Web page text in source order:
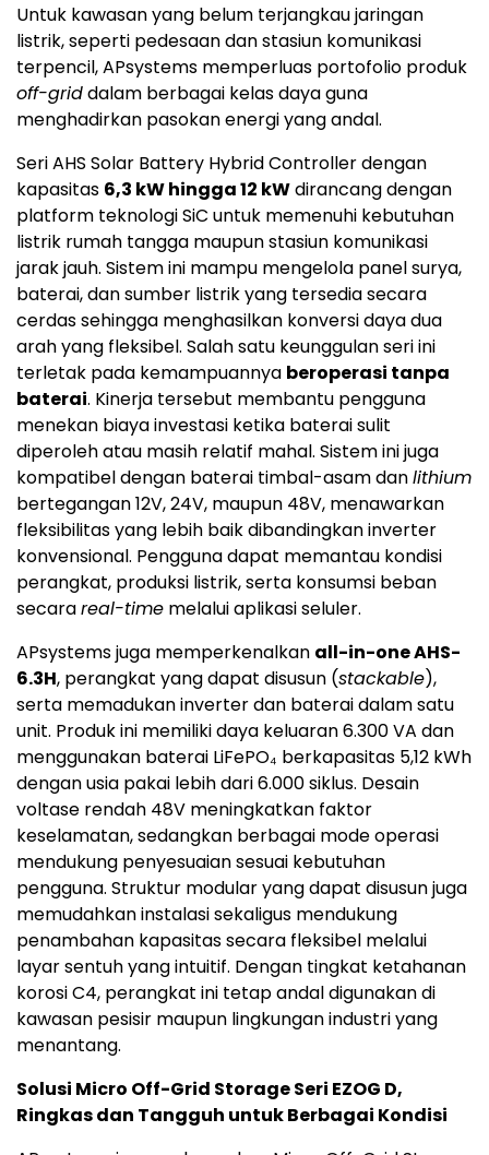
Untuk kawasan yang belum terjangkau jaringan
listrik, seperti pedesaan dan stasiun komunikasi
terpencil, APsystems memperluas portofolio produk
off-griddalam berbagai kelas daya guna
menghadirkan pasokan energi yang andal.
Seri AHS Solar Battery Hybrid Controller dengan
kapasitas 6,3 kW hingga 12 kWdirancang dengan
platform teknologi SiC untuk memenuhi kebutuhan
listrik rumah tangga maupun stasiun komunikasi
jarak jauh. Sistem ini mampu mengelola panel surya,
baterai, dan sumber listrik yang tersedia secara
cerdas sehingga menghasilkan konversi daya dua
arah yang fleksibel. Salah satu keunggulan seri ini
terletak pada kemampuannya beroperasi tanpa
baterai. Kinerja tersebut membantu pengguna
menekan biaya investasi ketika baterai sulit
diperoleh atau masih relatif mahal. Sistem ini juga
kompatibel dengan baterai timbal-asam danlithium
bertegangan 12V, 24V, maupun 48V, menawarkan
fleksibilitas yang lebih baik dibandingkan inverter
konvensional. Pengguna dapat memantau kondisi
perangkat, produksi listrik, serta konsumsi beban
secarareal-time melalui aplikasi seluler.
APsystems juga memperkenalkan all-in-one AHS-
6.3H, perangkat yang dapat disusun (stackable),
serta memadukan inverter dan baterai dalam satu
unit. Produk ini memiliki daya keluaran 6.300 VA dan
menggunakan baterai LiFePO₄ berkapasitas 5,12 kWh
dengan usia pakai lebih dari 6.000 siklus. Desain
voltase rendah 48V meningkatkan faktor
keselamatan, sedangkan berbagai mode operasi
mendukung penyesuaian sesuai kebutuhan
pengguna. Struktur modular yang dapat disusun juga
memudahkan instalasi sekaligus mendukung
penambahan kapasitas secara fleksibel melalui
layar sentuh yang intuitif. Dengan tingkat ketahanan
korosi C4, perangkat ini tetap andal digunakan di
kawasan pesisir maupun lingkungan industri yang
menantang.
Solusi Micro Off-Grid Storage Seri EZOG D,
Ringkas dan Tangguh untuk Berbagai Kondisi